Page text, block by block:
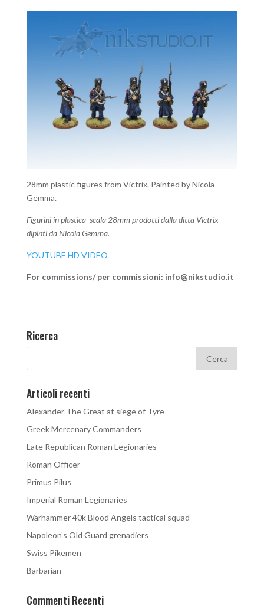
28mm plastic figures from Victrix. Painted by Nicola
Gemma.
Figurini in plastica scala 28mm prodotti dalla ditta Victrix
dipinti da Nicola Gemma.
YOUTUBE HD VIDEO
For commissions/ per commissioni: info@nikstudio.it
Ricerca
Articoli recenti
Alexander The Great at siege of Tyre
Greek Mercenary Commanders
Late Republican Roman Legionaries
Roman Officer
Primus Pilus
Imperial Roman Legionaries
Warhammer 40k Blood Angels tactical squad
Napoleon’s Old Guard grenadiers
Swiss Pikemen
Barbarian
Commenti Recenti